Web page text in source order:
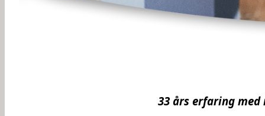
33 års erfaring